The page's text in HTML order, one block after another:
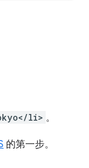
li> 。
的第一步。